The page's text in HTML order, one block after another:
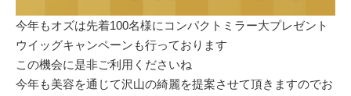
今年もオズは先着100名様にコンパクトミラー大プレゼント
ウイッグキャンペーンも行っております
この機会に是非ご利用くださいね
今年も美容を通じて沢山の綺麗を提案させて頂きますのでお